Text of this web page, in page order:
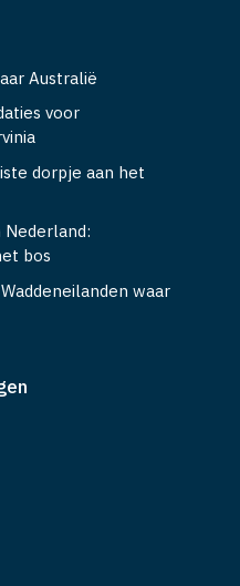
Australië
voor
dorpje aan het
Nederland:
bos
waar